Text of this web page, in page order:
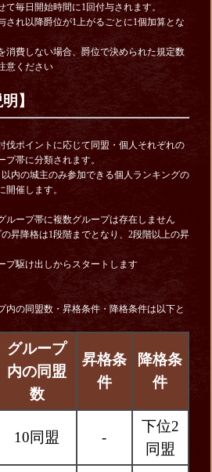
て毎日開始時間に1回付与されます。
れ以降爵位が1上がるごとに1個加算とな
費しない場合、爵位で決められた規定数
意ください
】
伐ポイントに応じて同盟・個人それぞれの
帯に分類されます。
内の城主のみ参加できる個人ランキングの
開催します。
ープ帯に複数グループは存在しません
昇降格は1段階までとなり、2段階以上の昇
駆け出しからスタートします
内の同盟数・昇格条件・降格条件は以下と
グループ
内の同盟
数
昇格条
件
降格条
件
10同盟 -
下位2
同盟